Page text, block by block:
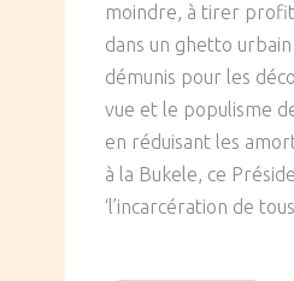
moindre, à tirer profit
dans un ghetto
démunis pour les
vue et le populisme
en réduisant les
à la Bukele, ce
‘l’incarcération de